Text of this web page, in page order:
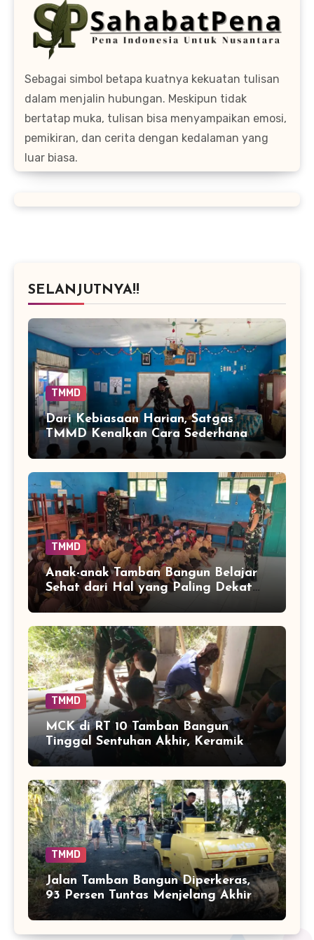
Sebagai simbol betapa kuatnya kekuatan tulisan
dalam menjalin hubungan. Meskipun tidak
bertatap muka, tulisan bisa menyampaikan emosi,
pemikiran, dan cerita dengan kedalaman yang
luar biasa.
SELANJUTNYA!!
TMMD
Dari Kebiasaan Harian, Satgas
TMMD Kenalkan Cara Sederhana
Mencegah Penyakit Sejak Dini
TMMD
Anak-anak Tamban Bangun Belajar
Sehat dari Hal yang Paling Dekat
dengan Keseharian
TMMD
MCK di RT 10 Tamban Bangun
Tinggal Sentuhan Akhir, Keramik
Capai 75 Persen
TMMD
Jalan Tamban Bangun Diperkeras,
93 Persen Tuntas Menjelang Akhir
TMMD